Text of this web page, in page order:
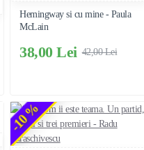
Hemingway si cu mine - Paula
McLain
38,00 Lei 42,00 Lei
-10 %